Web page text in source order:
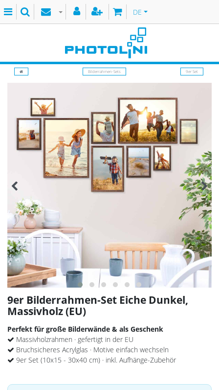
DE
Bilderrahmen-Sets 9er Set
9er Bilderrahmen-Set Eiche Dunkel,
Massivholz (EU)
Perfekt für große Bilderwände & als Geschenk
Massivholzrahmen · gefertigt in der EU
Bruchsicheres Acrylglas · Motive einfach wechseln
9er Set (10x15 - 30x40 cm) · inkl. Aufhänge-Zubehör